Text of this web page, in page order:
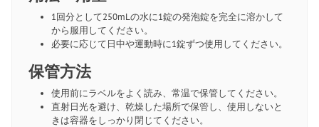
1回分として250mLの水に1錠の発泡錠を完全に溶かして
から服用してください。
必要に応じて日中や運動時に1錠ずつ使用してください。
保管方法
使用前にラベルをよく読み、常温で保管してください。
直射日光を避け、乾燥した場所で保管し、使用しないと
きは容器をしっかり閉じてください。